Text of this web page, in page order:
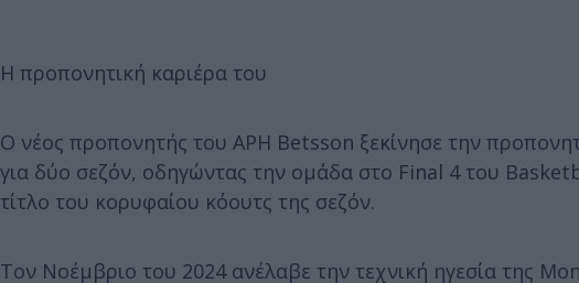
Η προπονητική καριέρα του
Ο νέος προπονητής του ΑΡΗ Betsson ξεκίνησε την
για δύο σεζόν, οδηγώντας την ομάδα στο Final 4 του
τίτλο του κορυφαίου κόουτς της σεζόν.
Τον Νοέμβριο του 2024 ανέλαβε την τεχνική ηγεσία της